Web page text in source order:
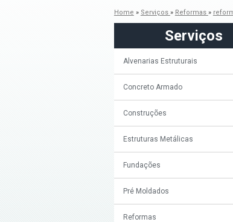
Home » Serviços » Reformas »
Serviços
Alvenarias Estruturais
Concreto Armado
Construções
Estruturas Metálicas
Fundações
Pré Moldados
Reformas